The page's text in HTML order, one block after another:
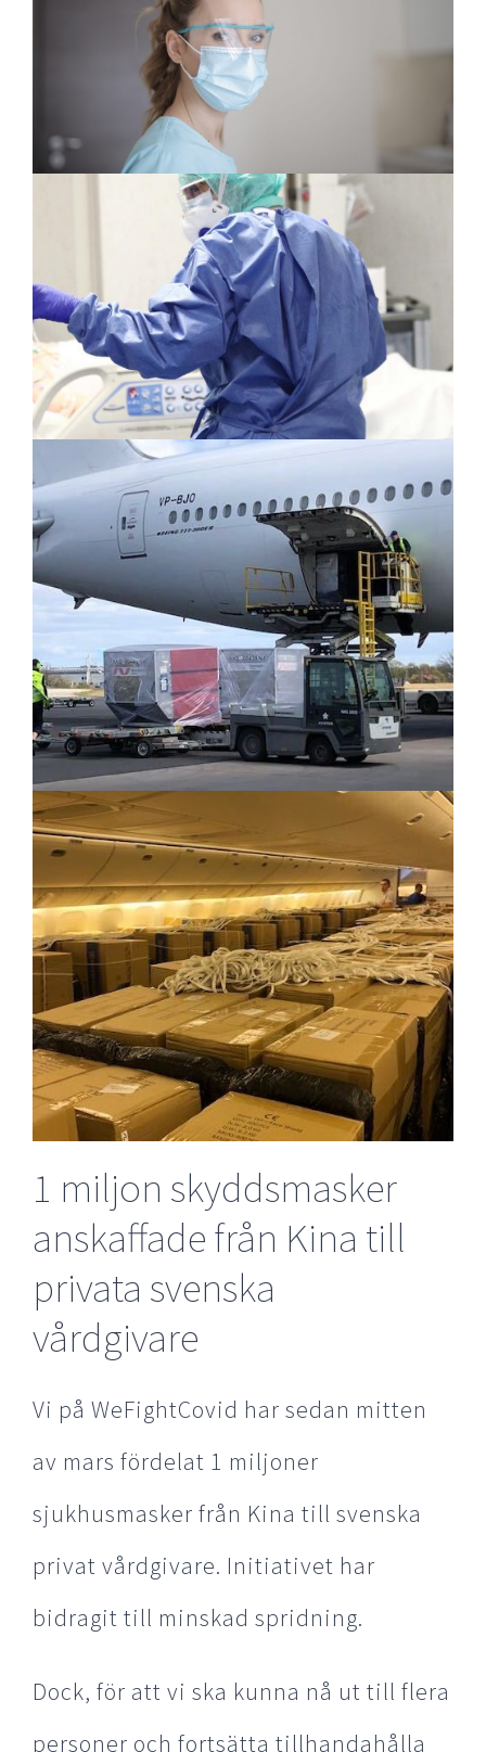
1 miljon skyddsmasker
anskaffade från Kina till
privata svenska
vårdgivare
Vi på WeFightCovid har sedan mitten
av mars fördelat 1 miljoner
sjukhusmasker från Kina till svenska
privat vårdgivare. Initiativet har
bidragit till minskad spridning.
Dock, för att vi ska kunna nå ut till flera
personer och fortsätta tillhandahålla